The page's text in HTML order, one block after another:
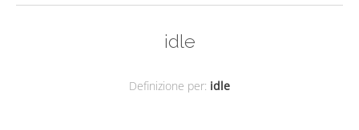
idle
Definizione per: idle